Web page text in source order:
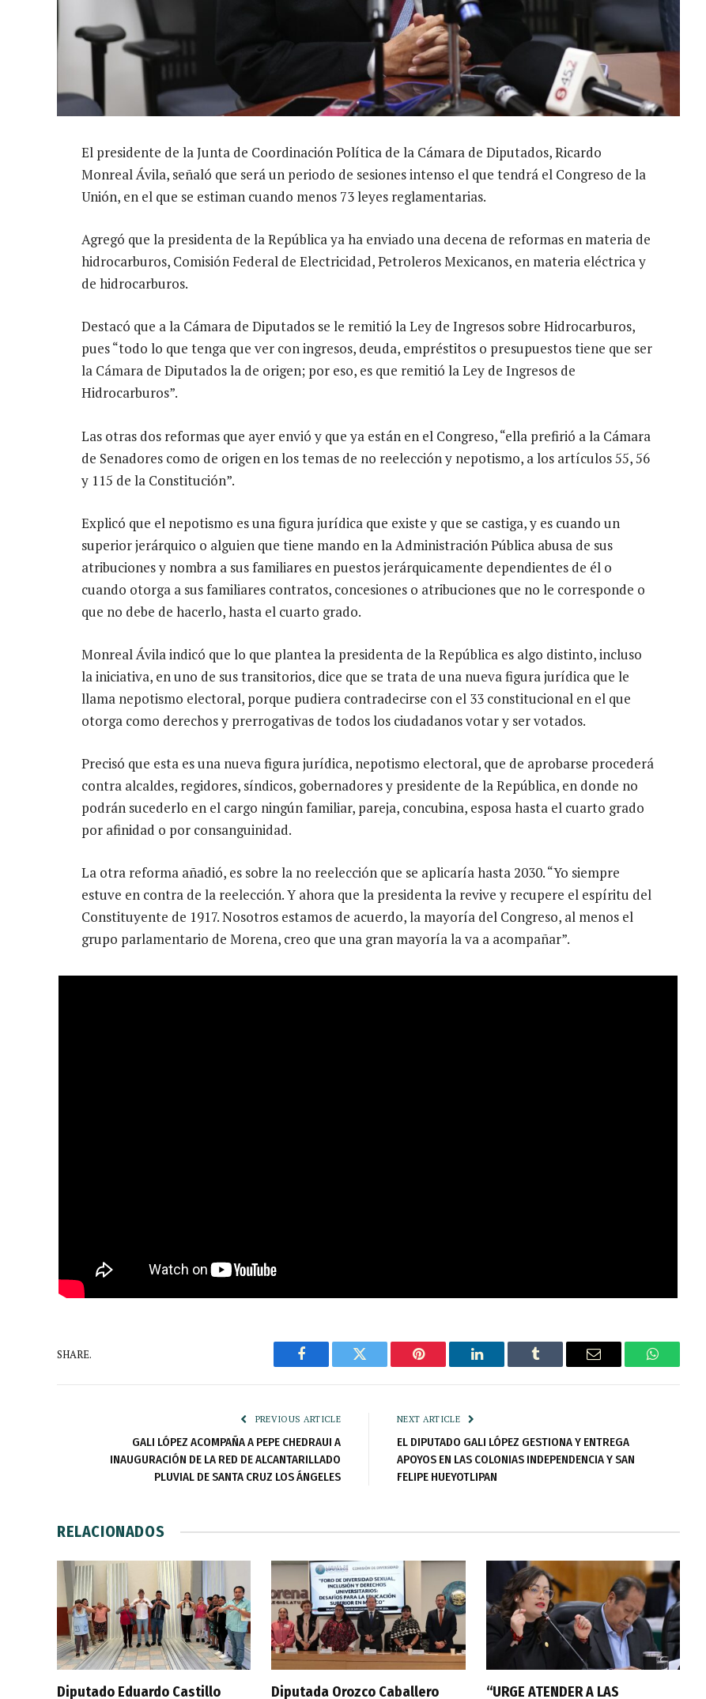
El presidente de la Junta de Coordinación Política de la Cámara de Diputados, Ricardo
Monreal Ávila, señaló que será un periodo de sesiones intenso el que tendrá el Congreso de la
Unión, en el que se estiman cuando menos 73 leyes reglamentarias.
Agregó que la presidenta de la República ya ha enviado una decena de reformas en materia de
hidrocarburos, Comisión Federal de Electricidad, Petroleros Mexicanos, en materia eléctrica y
de hidrocarburos.
Destacó que a la Cámara de Diputados se le remitió la Ley de Ingresos sobre Hidrocarburos,
pues “todo lo que tenga que ver con ingresos, deuda, empréstitos o presupuestos tiene que ser
la Cámara de Diputados la de origen; por eso, es que remitió la Ley de Ingresos de
Hidrocarburos”.
Las otras dos reformas que ayer envió y que ya están en el Congreso, “ella prefirió a la Cámara
de Senadores como de origen en los temas de no reelección y nepotismo, a los artículos 55, 56
y 115 de la Constitución”.
Explicó que el nepotismo es una figura jurídica que existe y que se castiga, y es cuando un
superior jerárquico o alguien que tiene mando en la Administración Pública abusa de sus
atribuciones y nombra a sus familiares en puestos jerárquicamente dependientes de él o
cuando otorga a sus familiares contratos, concesiones o atribuciones que no le corresponde o
que no debe de hacerlo, hasta el cuarto grado.
Monreal Ávila indicó que lo que plantea la presidenta de la República es algo distinto, incluso
la iniciativa, en uno de sus transitorios, dice que se trata de una nueva figura jurídica que le
llama nepotismo electoral, porque pudiera contradecirse con el 33 constitucional en el que
otorga como derechos y prerrogativas de todos los ciudadanos votar y ser votados.
Precisó que esta es una nueva figura jurídica, nepotismo electoral, que de aprobarse procederá
contra alcaldes, regidores, síndicos, gobernadores y presidente de la República, en donde no
podrán sucederlo en el cargo ningún familiar, pareja, concubina, esposa hasta el cuarto grado
por afinidad o por consanguinidad.
La otra reforma añadió, es sobre la no reelección que se aplicaría hasta 2030. “Yo siempre
estuve en contra de la reelección. Y ahora que la presidenta la revive y recupere el espíritu del
Constituyente de 1917. Nosotros estamos de acuerdo, la mayoría del Congreso, al menos el
grupo parlamentario de Morena, creo que una gran mayoría la va a acompañar”.
SHARE.
Facebook Twitter Pinterest LinkedIn Tumblr Email WhatsApp
PREVIOUS ARTICLE
GALI LÓPEZ ACOMPAÑA A PEPE CHEDRAUI A
INAUGURACIÓN DE LA RED DE ALCANTARILLADO
PLUVIAL DE SANTA CRUZ LOS ÁNGELES
NEXT ARTICLE
EL DIPUTADO GALI LÓPEZ GESTIONA Y ENTREGA
APOYOS EN LAS COLONIAS INDEPENDENCIA Y SAN
FELIPE HUEYOTLIPAN
RELACIONADOS
Diputado Eduardo Castillo
Diputada Orozco Caballero
“URGE ATENDER A LAS